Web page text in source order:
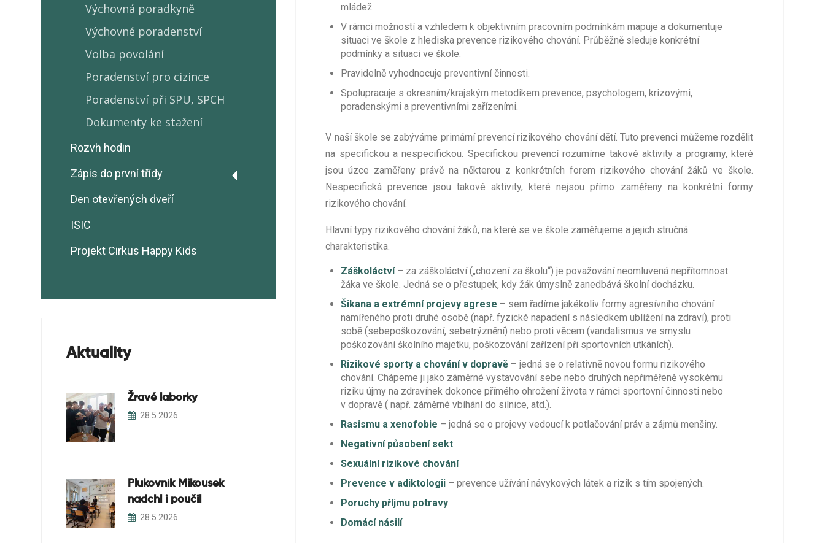
Výchovná poradkyně
Výchovné poradenství
Volba povolání
Poradenství pro cizince
Poradenství při SPU, SPCH
Dokumenty ke stažení
Rozvh hodin
Zápis do první třídy
Zápis do 1.třídy v roce
2026/2027
Odklad školní docházky
2026/2027
Den otevřených dveří
ISIC
Projekt Cirkus Happy Kids
Aktuality
Žravé laborky
28.5.2026
Plukovník Mikousek
nadchl i poučil
28.5.2026
mládež.
V rámci možností a vzhledem k objektivním pracovním podmínkám mapuje a dokumentuje
situaci ve škole z hlediska prevence rizikového chování. Průběžně sleduje konkrétní
podmínky a situaci ve škole.
Pravidelně vyhodnocuje preventivní činnosti.
Spolupracuje s okresním/krajským metodikem prevence, psychologem, krizovými,
poradenskými a preventivními zařízeními.
V naší škole se zabýváme primární prevencí rizikového chování dětí. Tuto prevenci můžeme rozdělit
na specifickou a nespecifickou. Specifickou prevencí rozumíme takové aktivity a programy, které
jsou úzce zaměřeny právě na některou z konkrétních forem rizikového chování žáků ve škole.
Nespecifická prevence jsou takové aktivity, které nejsou přímo zaměřeny na konkrétní formy
rizikového chování.
Hlavní typy rizikového chování žáků, na které se ve škole zaměřujeme a jejich stručná
charakteristika.
Záškoláctví– za záškoláctví („chození za školu“) je považování neomluvená nepřítomnost
žáka ve škole. Jedná se o přestupek, kdy žák úmyslně zanedbává školní docházku.
Šikana a extrémní projevy agrese – sem řadíme jakékoliv formy agresívního chování
namířeného proti druhé osobě (např. fyzické napadení s následkem ublížení na zdraví), proti
sobě (sebepoškozování, sebetrýznění) nebo proti věcem (vandalismus ve smyslu
poškozování školního majetku, poškozování zařízení při sportovních utkáních).
Rizikové sporty a chování v dopravě – jedná se o relativně novou formu rizikového
chování. Chápeme ji jako záměrné vystavování sebe nebo druhých nepřiměřeně vysokému
riziku újmy na zdravínek dokonce přímého ohrožení života v rámci sportovní činnosti nebo
v dopravě ( např. záměrné vbíhání do silnice, atd.).
Rasismu a xenofobie – jedná se o projevy vedoucí k potlačování práv a zájmů menšiny.
Negativní působení sekt
Sexuální rizikové chování
Prevence v adiktologii – prevence užívání návykových látek a rizik s tím spojených.
Poruchy příjmu potravy
Domácí násilí